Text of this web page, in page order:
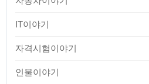
IT이야기
자격시험이야기
인물이야기